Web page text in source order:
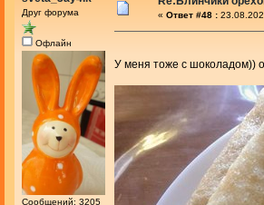
Друг форума
Офлайн
Сообщений: 3205
« Ответ #48 :
У меня тоже с шоколадом))